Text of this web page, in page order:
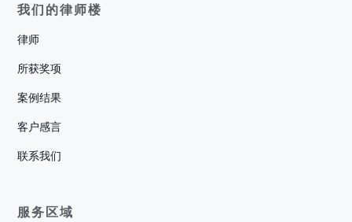
我们的律师楼
律师
所获奖项
案例结果
客户感言
联系我们
服务区域